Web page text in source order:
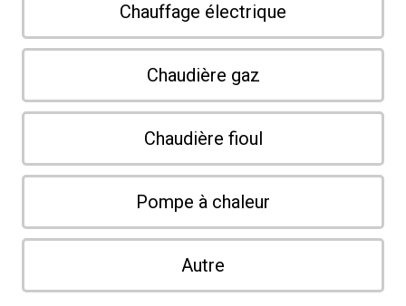
Chauffage électrique
Chaudière gaz
Chaudière fioul
Pompe à chaleur
Autre